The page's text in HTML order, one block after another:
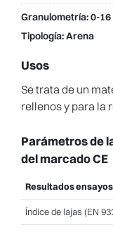
Granulometría:0-16
Tipología:Arena
Usos
Se trata de un
rellenos y para la
Parámetros de
del marcado CE
Resultados
Índice de lajas (EN